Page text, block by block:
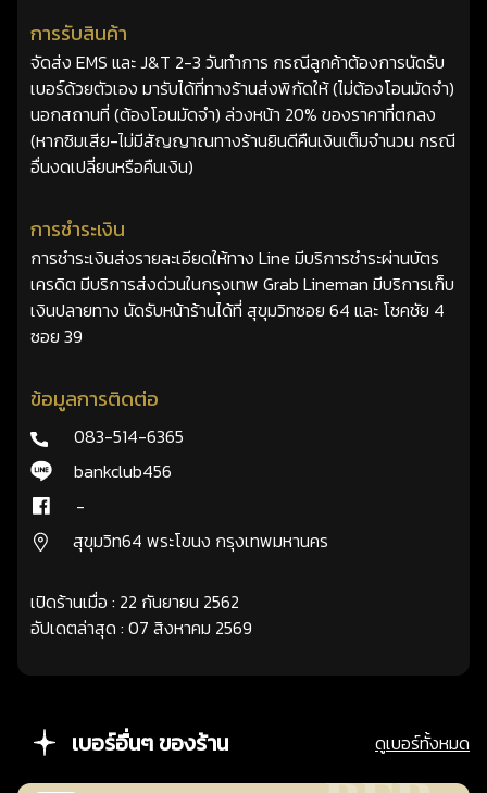
การรับสินค้า
จัดส่ง EMS และ J&T 2-3 วันทำการ กรณีลูกค้าต้องการนัดรับ
เบอร์ด้วยตัวเอง มารับได้ที่ทางร้านส่งพิกัดให้ (ไม่ต้องโอนมัดจำ)
นอกสถานที่ (ต้องโอนมัดจำ) ล่วงหน้า 20% ของราคาที่ตกลง
(หากซิมเสีย-ไม่มีสัญญาณทางร้านยินดีคืนเงินเต็มจำนวน กรณี
อื่นงดเปลี่ยนหรือคืนเงิน)
การชำระเงิน
การชำระเงินส่งรายละเอียดให้ทาง Line มีบริการชำระผ่านบัตร
เครดิต มีบริการส่งด่วนในกรุงเทพ Grab Lineman มีบริการเก็บ
เงินปลายทาง นัดรับหน้าร้านได้ที่ สุขุมวิทซอย 64 และ โชคชัย 4
ซอย 39
ข้อมูลการติดต่อ
083-514-6365
bankclub456
-
สุขุมวิท64 พระโขนง กรุงเทพมหานคร
เปิดร้านเมื่อ : 22 กันยายน 2562
อัปเดตล่าสุด : 07 สิงหาคม 2569
เบอร์อื่นๆ ของร้าน ดูเบอร์ทั้งหมด